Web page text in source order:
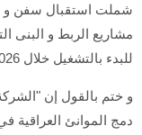
شملت استقبال سفن و
مشاريع الربط و البنى
للبدء بالتشغيل خلال 2026".
و ختم بالقول إن
دمج الموانئ العراقية